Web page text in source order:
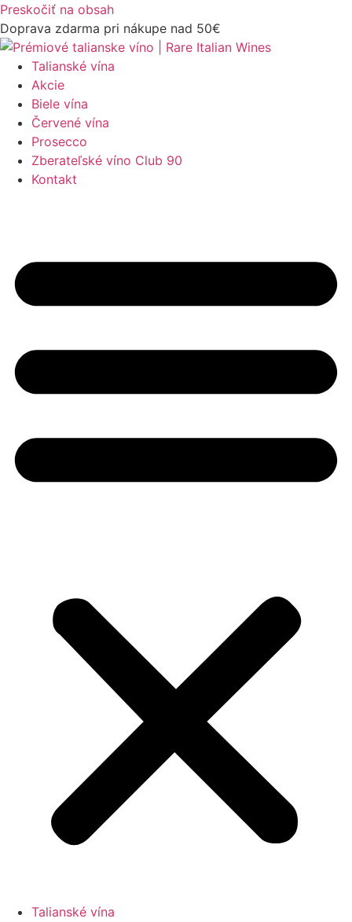
Preskočiť na obsah
Doprava zdarma pri nákupe nad 50€
Talianské vína
Akcie
Biele vína
Červené vína
Prosecco
Zberateľské víno Club 90
Kontakt
Talianské vína